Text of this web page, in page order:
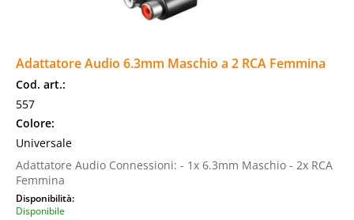
Adattatore Audio 6.3mm Maschio a 2 RCA Femmina
Cod. art.:
557
Colore:
Universale
Adattatore Audio Connessioni: - 1x 6.3mm Maschio - 2x RCA
Femmina
Disponibilità:
Disponibile